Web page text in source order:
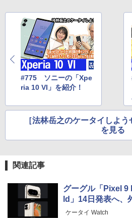
#775 ソニーの「Xpe
ria 10 VI」を紹介！
［法林岳之のケータイしよ
を見る
関連記事
グーグル「Pixel
ld」14日発表へ、
ケータイ Watch